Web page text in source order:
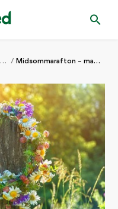
Midsommarafton – magisk natt